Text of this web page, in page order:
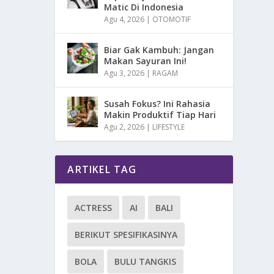
Matic Di Indonesia
Agu 4, 2026 | OTOMOTIF
Biar Gak Kambuh: Jangan
Makan Sayuran Ini!
Agu 3, 2026 | RAGAM
Susah Fokus? Ini Rahasia
Makin Produktif Tiap Hari
Agu 2, 2026 | LIFESTYLE
ARTIKEL TAG
ACTRESS AI BALI
BERIKUT SPESIFIKASINYA
BOLA BULU TANGKIS